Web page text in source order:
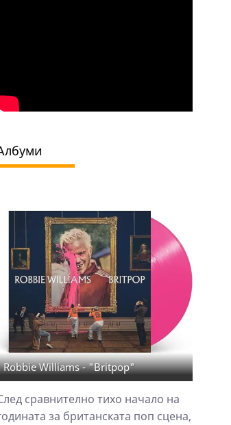
Robbie Williams - "Britpop"
сравнително тихо начало на
за британската поп сцена,